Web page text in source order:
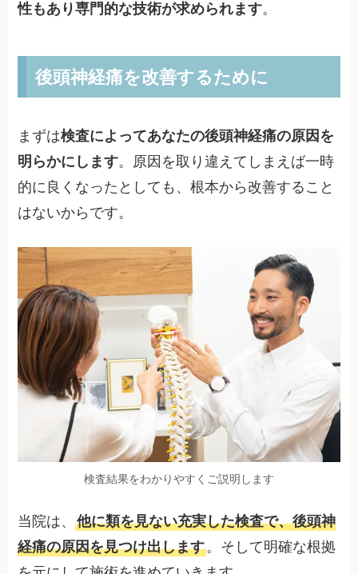
性もあり専門的な技術が求められます。
後頭神経痛を改善するために
まずは検査によってあなたの後頭神経痛の原因を
明らかにします。原因を取り違えてしまえば一時
的に良くなったとしても、根本から改善すること
はないからです。
検査結果をわかりやすくご説明します
当院は、他に類を見ない充実した検査で、後頭神
経痛の原因を見つけ出します。そして明確な根拠